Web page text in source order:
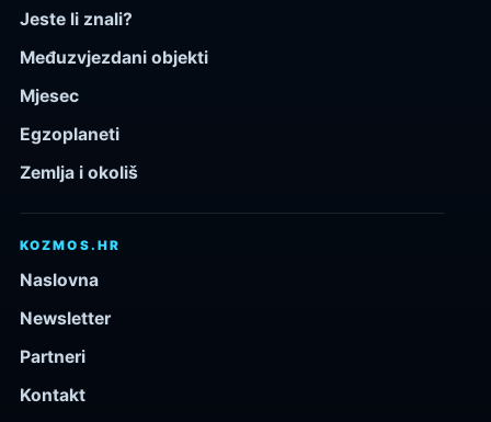
Jeste li znali?
Međuzvjezdani objekti
Mjesec
Egzoplaneti
Zemlja i okoliš
KOZMOS.HR
Naslovna
Newsletter
Partneri
Kontakt